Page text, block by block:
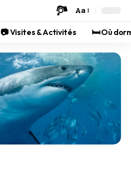
Aa
📷 Visites & Activités 🛏️ Où